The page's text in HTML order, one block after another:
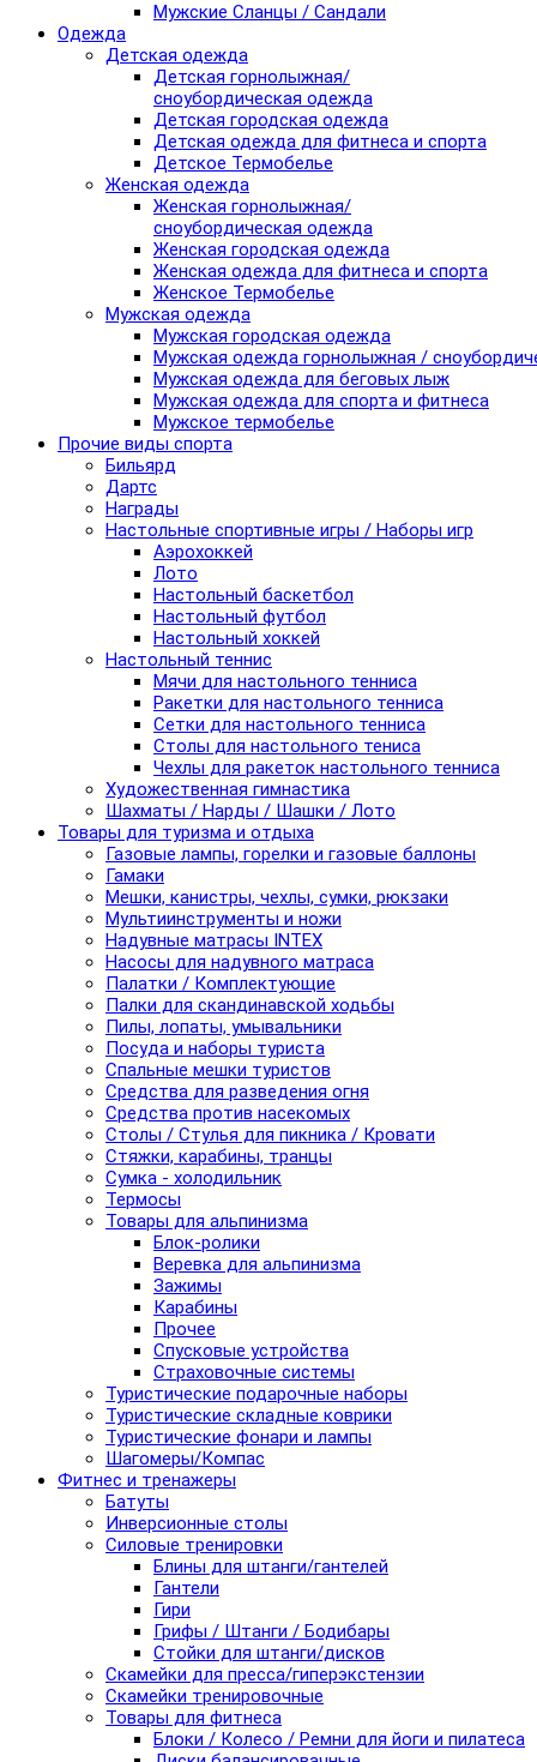
Мужские Сланцы / Сандали
Одежда
Детская одежда
Детская горнолыжная/
сноубордическая одежда
Детская городская одежда
Детская одежда для фитнеса и спорта
Детское Термобелье
Женская одежда
Женская горнолыжная/
сноубордическая одежда
Женская городская одежда
Женская одежда для фитнеса и спорта
Женское Термобелье
Мужская одежда
Мужская городская одежда
Мужская одежда горнолыжная /
Мужская одежда для беговых лыж
Мужская одежда для спорта и фитнеса
Мужское термобелье
Прочие виды спорта
Бильярд
Дартс
Награды
Настольные спортивные игры / Наборы игр
Аэрохоккей
Лото
Настольный баскетбол
Настольный футбол
Настольный хоккей
Настольный теннис
Мячи для настольного тенниса
Ракетки для настольного тенниса
Сетки для настольного тенниса
Столы для настольного тениса
Чехлы для ракеток настольного тенниса
Художественная гимнастика
Шахматы / Нарды / Шашки / Лото
Товары для туризма и отдыха
Газовые лампы, горелки и газовые баллоны
Гамаки
Мешки, канистры, чехлы, сумки, рюкзаки
Мультиинструменты и ножи
Надувные матрасы INTEX
Насосы для надувного матраса
Палатки / Комплектующие
Палки для скандинавской ходьбы
Пилы, лопаты, умывальники
Посуда и наборы туриста
Спальные мешки туристов
Средства для разведения огня
Средства против насекомых
Столы / Стулья для пикника / Кровати
Стяжки, карабины, транцы
Сумка - холодильник
Термосы
Товары для альпинизма
Блок-ролики
Веревка для альпинизма
Зажимы
Карабины
Прочее
Спусковые устройства
Страховочные системы
Туристические подарочные наборы
Туристические складные коврики
Туристические фонари и лампы
Шагомеры/Компас
Фитнес и тренажеры
Батуты
Инверсионные столы
Силовые тренировки
Блины для штанги/гантелей
Гантели
Гири
Грифы / Штанги / Бодибары
Стойки для штанги/дисков
Скамейки для пресса/гиперэкстензии
Скамейки тренировочные
Товары для фитнеса
Блоки / Колесо / Ремни для йоги и пилатеса